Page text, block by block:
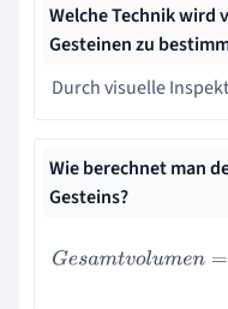
Welche Technik wird
Gesteinen zu
Durch visuelle
Wie berechnet man
Gesteins?
Gesamtvolume n=